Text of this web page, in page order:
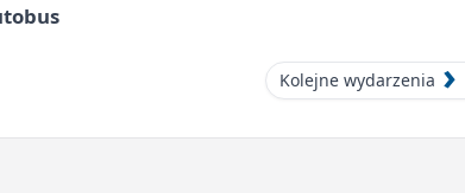
Kolejne wydarzenia